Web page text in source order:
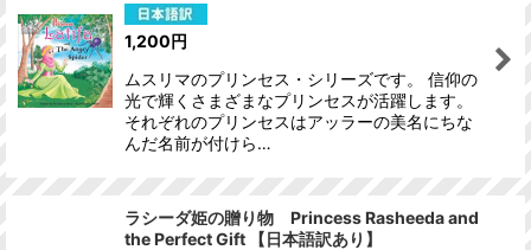
1,200円
ムスリマのプリンセス・シリーズです。 信仰の
光で輝くさまざまなプリンセスが活躍します。
それぞれのプリンセスはアッラーの美名にちな
んだ名前が付けら…
ラシーダ姫の贈り物 Princess Rasheeda and
the Perfect Gift 【日本語訳あり】